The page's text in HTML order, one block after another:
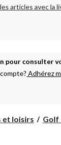
articles avec la
pour consulter
Adhérez
et loisirs Golf